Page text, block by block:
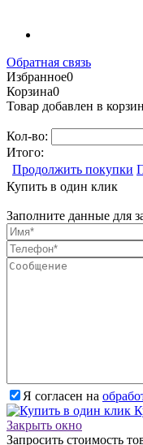
Обратная связь
Избранное0
Корзина0
Товар добавлен в
Кол-во:
Итого:
Продолжить покупки
Купить в один клик
Заполните данные для
Я согласен на
Закрыть окно
Запросить стоимость